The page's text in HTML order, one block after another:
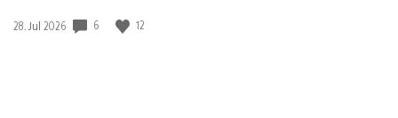
Veröffentlichungsdatum:
28. Jul 2026 6 12